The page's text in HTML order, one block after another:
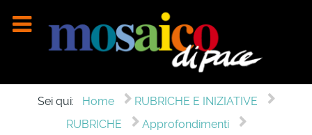
Sei qui: Home
RUBRICHE E INIZIATIVE
RUBRICHE
Approfondimenti